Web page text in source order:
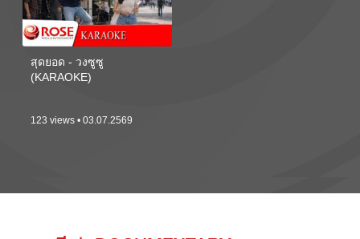
สุดยอด - วงซูซู
(KARAOKE)
123 views • 03.07.2569